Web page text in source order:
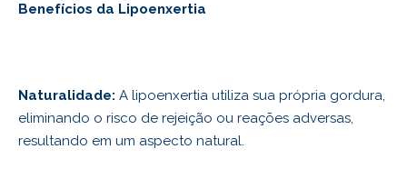
Benefícios da Lipoenxertia
Naturalidade: A lipoenxertia utiliza sua própria gordura,
eliminando o risco de rejeição ou reações adversas,
resultando em um aspecto natural.